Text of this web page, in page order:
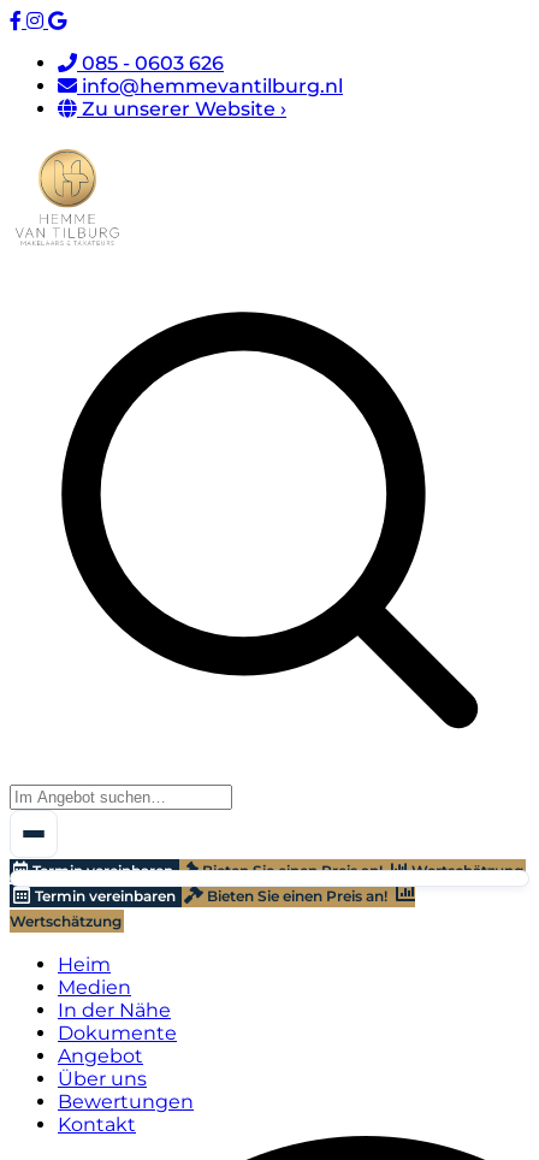
085 - 0603 626
info@hemmevantilburg.nl
Zu unserer Website ›
Termin vereinbaren Bieten Sie einen Preis an!
Wertschätzung
Termin vereinbaren
Bieten Sie einen Preis an!
Wertschätzung
Heim
Medien
In der Nähe
Dokumente
Angebot
Über uns
Bewertungen
Kontakt